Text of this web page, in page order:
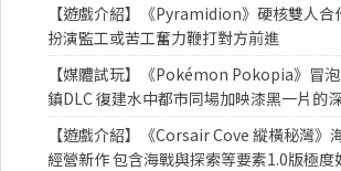
【遊戲介紹】《Pyramidion》硬核雙人合
扮演監工或苦工奮力鞭打對方前進
【媒體試玩】《Pokémon Pokopia》冒
鎮DLC 復建水中都市同場加映漆黑一片的
【遊戲介紹】《Corsair Cove 縱橫秘灣》
經營新作 包含海戰與探索等要素1.0版極度